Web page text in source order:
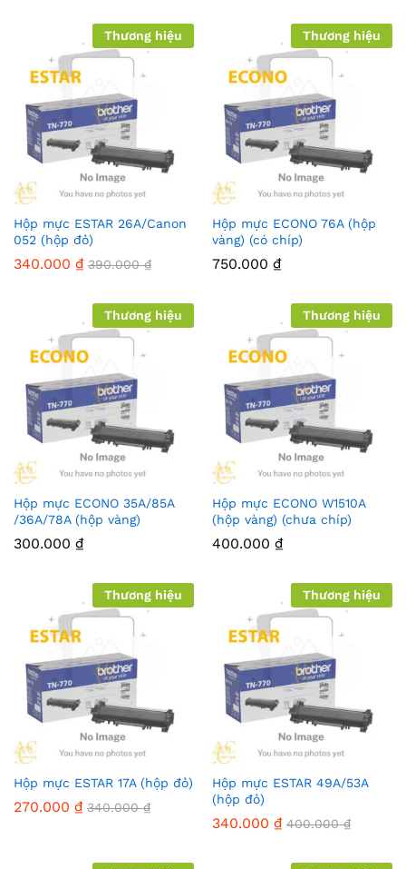
Thương hiệu
Hộp mực ESTAR 26A/Canon
052 (hộp đỏ)
340.000 ₫ 390.000₫
Thương hiệu
Hộp mực ECONO 76A (hộp
vàng) (có chíp)
750.000 ₫
Thương hiệu
Hộp mực ECONO 35A/85A
/36A/78A (hộp vàng)
300.000 ₫
Thương hiệu
Hộp mực ECONO W1510A
(hộp vàng) (chưa chíp)
400.000 ₫
Thương hiệu
Hộp mực ESTAR 17A (hộp đỏ)
270.000 ₫ 340.000₫
Thương hiệu
Hộp mực ESTAR 49A/53A
(hộp đỏ)
340.000 ₫ 400.000₫